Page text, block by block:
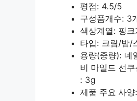
평점: 4.5/5
구성품개수: 3
색상계열: 핑크
타입: 크림/밤/
용량(중량): 네
비 마일드 선
: 3g
제품 주요 사